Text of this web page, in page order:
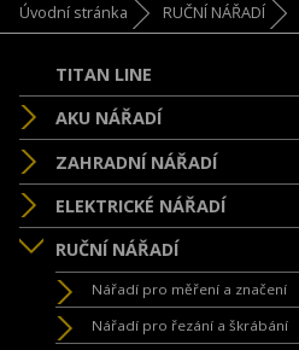
Úvodní stránka RUČNÍ NÁŘADÍ
TITAN LINE
AKU NÁŘADÍ
ZAHRADNÍ NÁŘADÍ
ELEKTRICKÉ NÁŘADÍ
RUČNÍ NÁŘADÍ
Nářadí pro měření a značení
Nářadí pro řezání a škrábání